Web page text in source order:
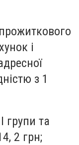
і
з 1
групи та
2 грн;